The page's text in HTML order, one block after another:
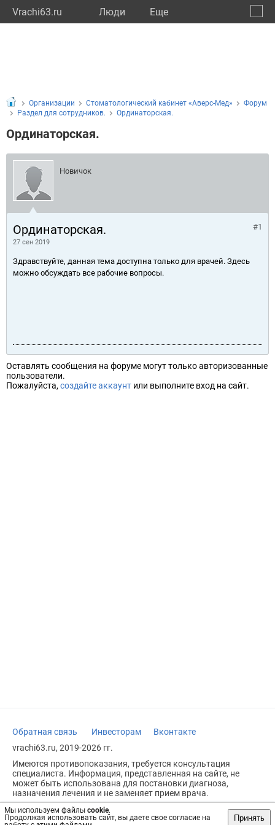
Vrachi63.ru Люди Eще
Мы используем файлы cookie.
Продолжая использовать сайт, вы даете свое согласие на
Принять
Организации Стоматологический кабинет «Аверс-Мед»
Форум
Раздел для сотрудников.
Ординаторская.
Ординаторская.
Новичок
Ординаторская.
27 сен 2019
#1
Здравствуйте, данная тема доступна только для врачей. Здесь
можно обсуждать все рабочие вопросы.
Оставлять сообщения на форуме могут только авторизованные
пользователи.
Пожалуйста, создайте аккаунт или выполните вход на сайт.
Обратная связь Инвесторам
Вконтакте
vrachi63.ru, 2019-2026 гг.
Имеются противопоказания, требуется консультация
специалиста. Информация, представленная на сайте, не
может быть использована для постановки диагноза,
назначения лечения и не заменяет прием врача.
Возрастное ограничение: 18+